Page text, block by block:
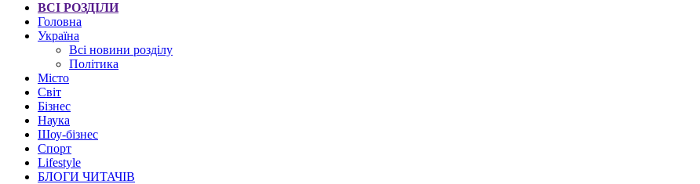
ВСІ РОЗДІЛИ
Головна
Україна
Всі новини розділу
Політика
Місто
Світ
Бізнес
Наука
Шоу-бізнес
Спорт
Lifestyle
БЛОГИ ЧИТАЧІВ